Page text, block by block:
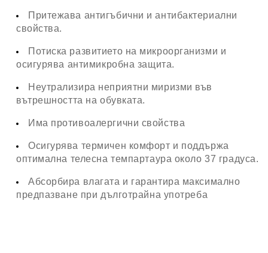
Притежава антигъбични и антибактериални
свойства.
Потиска развитието на микроорганизми и
осигурява антимикробна защита.
Неутрализира неприятни миризми във
вътрешността на обувката.
Има противоалергични свойства
Осигурява термичен комфорт и поддържа
оптимална телесна темпартаура около 37 градуса.
Абсорбира влагата и гарантира максимално
предпазване при дълготрайна употреба